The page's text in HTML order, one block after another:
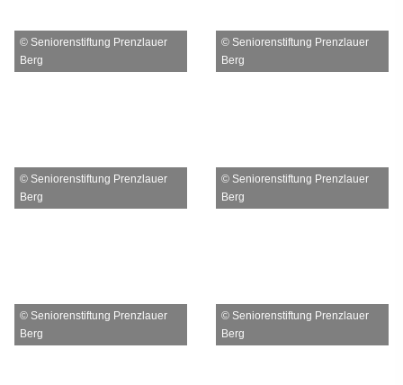
© Seniorenstiftung Prenzlauer
Berg
© Seniorenstiftung Prenzlauer
Berg
© Seniorenstiftung Prenzlauer
Berg
© Seniorenstiftung Prenzlauer
Berg
© Seniorenstiftung Prenzlauer
Berg
© Seniorenstiftung Prenzlauer
Berg